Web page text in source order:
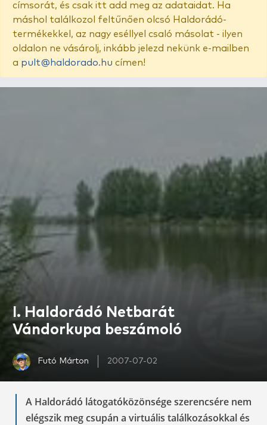
címsorát, és csak itt add meg az adataidat. Ha
máshol találkozol feltűnően olcsó Haldorádó-
termékekkel, az nagy eséllyel csaló másolat - ilyen
oldalon ne vásárolj, inkább jelezd nekünk e-mailben
a pult@haldorado.hu címen!
I. Haldorádó Netbarát
Vándorkupa beszámoló
Futó Márton 2007-07-02
A Haldorádó látogatóközönsége szerencsére nem
elégszik meg csupán a virtuális találkozásokkal és